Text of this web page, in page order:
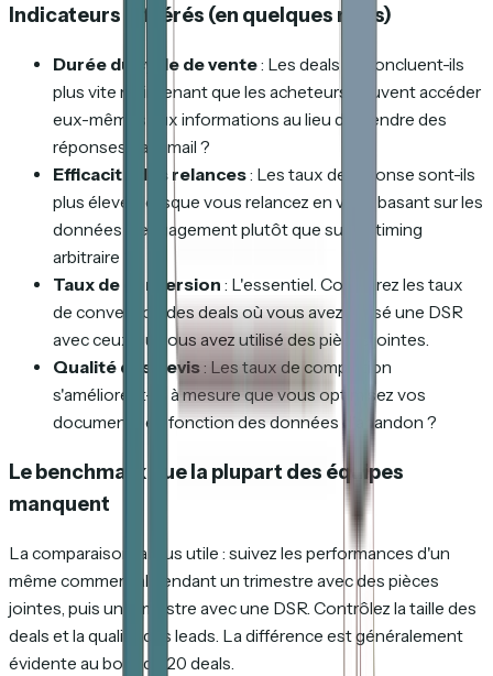
Indicateurs différés (en quelques mois)
Durée du cycle de vente: Les deals se concluent-ils
plus vite maintenant que les acheteurs peuvent accéder
eux-mêmes aux informations au lieu d'attendre des
réponses par email ?
Efficacité des relances: Les taux de réponse sont-ils
plus élevés lorsque vous relancez en vous basant sur les
données d'engagement plutôt que sur un timing
arbitraire ?
Taux de conversion : L'essentiel. Comparez les taux
de conversion des deals où vous avez utilisé une DSR
avec ceux où vous avez utilisé des pièces jointes.
Qualité des devis: Les taux de complétion
s'améliorent-ils à mesure que vous optimisez vos
documents en fonction des données d'abandon ?
Le benchmark que la plupart des équipes
manquent
La comparaison la plus utile : suivez les performances d'un
même commercial pendant un trimestre avec des pièces
jointes, puis un trimestre avec une DSR. Contrôlez la taille des
deals et la qualité des leads. La différence est généralement
évidente au bout de 20 deals.